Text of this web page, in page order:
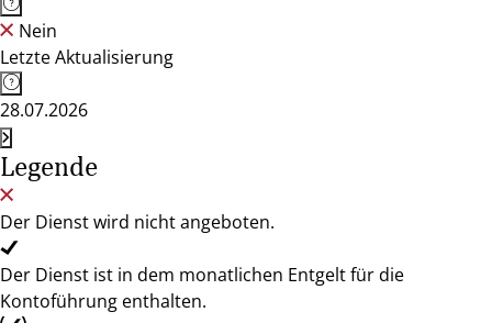
Nein
Letzte Aktualisierung
28.07.2026
Legende
Der Dienst wird nicht angeboten.
Der Dienst ist in dem monatlichen Entgelt für die
Kontoführung enthalten.